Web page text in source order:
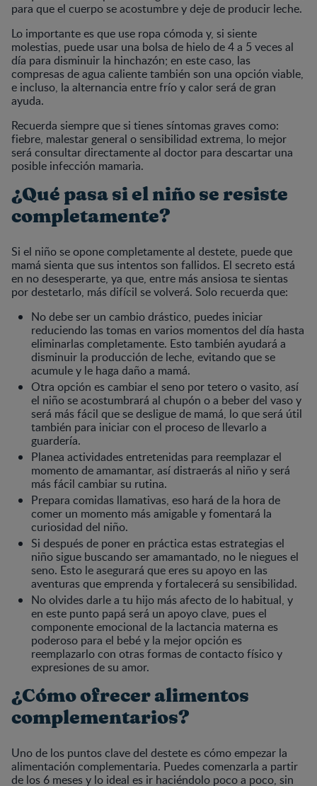
para que el cuerpo se acostumbre y deje de producir leche.
Lo importante es que use ropa cómoda y, si siente
molestias, puede usar una bolsa de hielo de 4 a 5 veces al
día para disminuir la hinchazón; en este caso, las
compresas de agua caliente también son una opción viable,
e incluso, la alternancia entre frío y calor será de gran
ayuda.
Recuerda siempre que si tienes síntomas graves como:
fiebre, malestar general o sensibilidad extrema, lo mejor
será consultar directamente al doctor para descartar una
posible infección mamaria.
¿Qué pasa si el niño se resiste
completamente?
Si el niño se opone completamente al destete, puede que
mamá sienta que sus intentos son fallidos. El secreto está
en no desesperarte, ya que, entre más ansiosa te sientas
por destetarlo, más difícil se volverá. Solo recuerda que:
No debe ser un cambio drástico, puedes iniciar
reduciendo las tomas en varios momentos del día hasta
eliminarlas completamente. Esto también ayudará a
disminuir la producción de leche, evitando que se
acumule y le haga daño a mamá.
Otra opción es cambiar el seno por tetero o vasito, así
el niño se acostumbrará al chupón o a beber del vaso y
será más fácil que se desligue de mamá, lo que será útil
también para iniciar con el proceso de llevarlo a
guardería.
Planea actividades entretenidas para reemplazar el
momento de amamantar, así distraerás al niño y será
más fácil cambiar su rutina.
Prepara comidas llamativas, eso hará de la hora de
comer un momento más amigable y fomentará la
curiosidad del niño.
Si después de poner en práctica estas estrategias el
niño sigue buscando ser amamantado, no le niegues el
seno. Esto le asegurará que eres su apoyo en las
aventuras que emprenda y fortalecerá su sensibilidad.
No olvides darle a tu hijo más afecto de lo habitual, y
en este punto papá será un apoyo clave, pues el
componente emocional de la lactancia materna es
poderoso para el bebé y la mejor opción es
reemplazarlo con otras formas de contacto físico y
expresiones de su amor.
¿Cómo ofrecer alimentos
complementarios?
Uno de los puntos clave del destete es cómo empezar la
alimentación complementaria. Puedes comenzarla a partir
de los 6 meses y lo ideal es ir haciéndolo poco a poco, sin